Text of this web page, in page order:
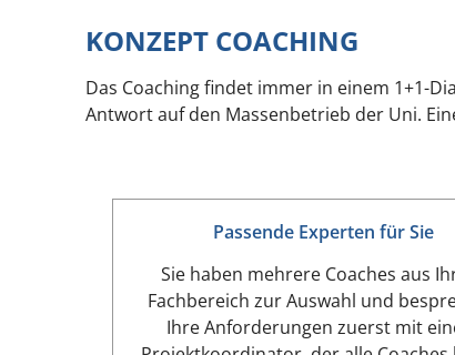
KONZEPT COACHING
Das Coaching findet immer in einem 1+1-
Antwort auf den Massenbetrieb der Uni.
Passende Experten für Sie
Sie haben mehrere Coaches aus
Fachbereich zur Auswahl und
Ihre Anforderungen zuerst mit